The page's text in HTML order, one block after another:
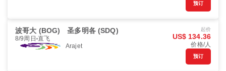
预订
波哥大 (BOG) 圣多明各 (SDQ)
8/9周日 直飞
Arajet
起价
US$ 134.36
价格/人
预订